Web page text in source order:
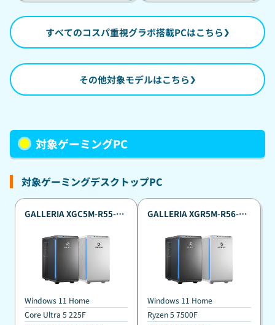
すべてのコスパ重視グラボ搭載PCはこちら
その他対象モデルはこちら
対象ゲーミングPC
対象ゲーミングデスクトップPC
GALLERIA XGC5M-R55-
スタマイズモデル
『Minecraft: Java ＆
Bedrock Edition for PC、
PC Game Pass同梱版』
Windows 11 Home
Core Ultra 5 225F
GALLERIA XGR5M-R56-
夏のポイント還元祭標準モ
デル 『Minecraft: Java ＆
Bedrock Edition for PC、
PC Game Pass同梱版』
Windows 11 Home
Ryzen 5 7500F